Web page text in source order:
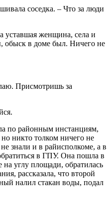
соседка. – Что за люди
женщина, села и
обыск в доме был. Ничего не
Присмотришь за
по районным инстанциям,
никто толком ничего не
знали и в райисполкоме, а в
в ГПУ. Она пошла в
на углу площади, обратилась
рассказала, что второй
налил стакан воды, подал